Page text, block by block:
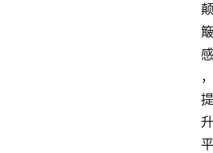
颠
簸
感
，
提
升
平